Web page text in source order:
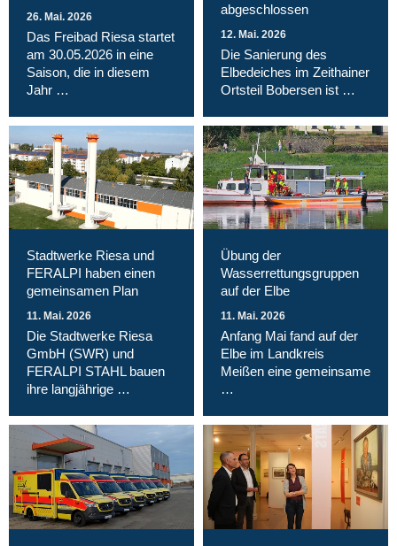
26. Mai. 2026
Das Freibad Riesa startet
am 30.05.2026 in eine
Saison, die in diesem
Jahr …
abgeschlossen
12. Mai. 2026
Die Sanierung des
Elbedeiches im Zeithainer
Ortsteil Bobersen ist …
Stadtwerke Riesa und
FERALPI haben einen
gemeinsamen Plan
11. Mai. 2026
Die Stadtwerke Riesa
GmbH (SWR) und
FERALPI STAHL bauen
ihre langjährige …
Übung der
Wasserrettungsgruppen
auf der Elbe
11. Mai. 2026
Anfang Mai fand auf der
Elbe im Landkreis
Meißen eine gemeinsame
…